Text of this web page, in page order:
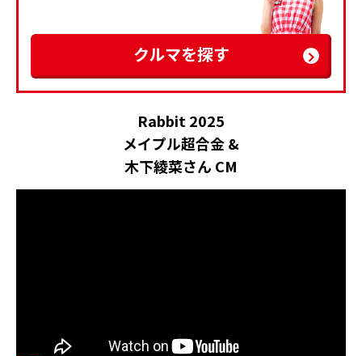
クルマを探す
Rabbit 2025
メイプル超合金 &
木下綾菜さん CM